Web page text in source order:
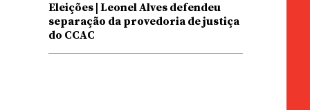
Eleições | Leonel Alves defendeu
separação da provedoria de justiça
do CCAC